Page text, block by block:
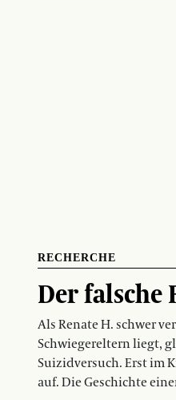
RECHERCHE
Der falsche
Als Renate H. schwer
Schwiegereltern liegt,
Suizidversuch. Erst im
auf. Die Geschichte